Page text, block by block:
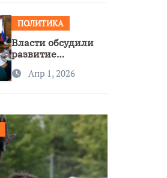
ПОЛИТИКА
Власти обсудили
развитие
доступность
Апр 1, 2026